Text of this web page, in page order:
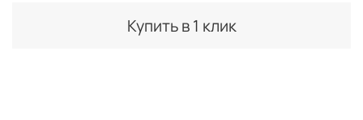
Купить в 1 клик